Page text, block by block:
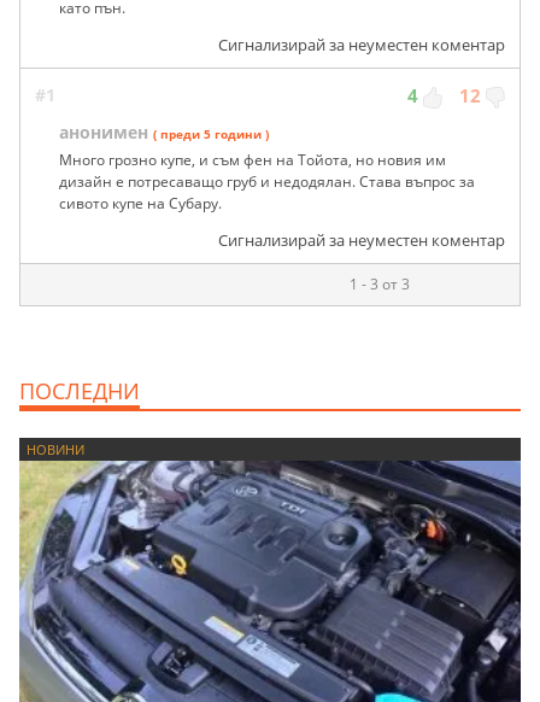
като пън.
Сигнализирай за неуместен коментар
#1 4 12
анонимен ( преди 5 години )
Много грозно купе, и съм фен на Тойота, но новия им
дизайн е потресаващо груб и недодялан. Става въпрос за
сивото купе на Субару.
Сигнализирай за неуместен коментар
1 - 3 от 3
ПОСЛЕДНИ
НОВИНИ